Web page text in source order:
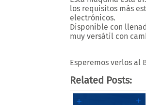
los requisitos más
electrónicos.
Disponible con
muy versátil con
Esperemos verlos al
Related Posts: